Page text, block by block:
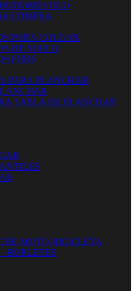
COMPRA
PARA COLGAR
DE SUELO
FIJOS
PARA PLANCHAR
TABLA DE PLANCHAR
MOTO-BICICLETA
BURLETES